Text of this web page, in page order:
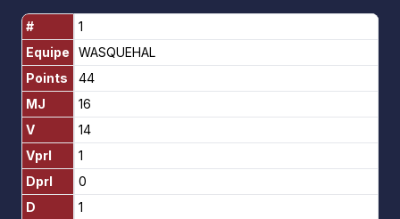
#
Equipe
Points
MJ
V
Vprl
Dprl
D
1
WASQUEHAL
44
16
14
1
0
1